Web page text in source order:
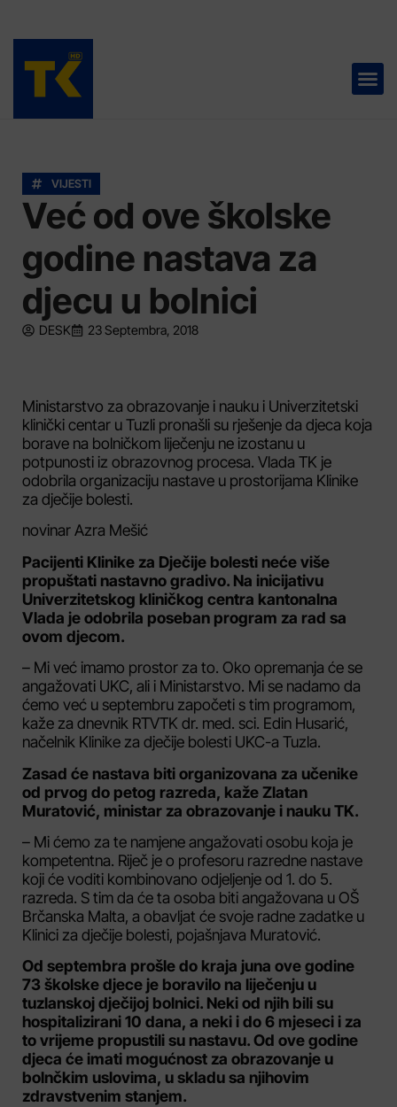
VIJESTI
Već od ove školske
godine nastava za
djecu u bolnici
DESK 23 Septembra, 2018
Ministarstvo za obrazovanje i nauku i Univerzitetski
klinički centar u Tuzli pronašli su rješenje da djeca koja
borave na bolničkom liječenju ne izostanu u
potpunosti iz obrazovnog procesa. Vlada TK je
odobrila organizaciju nastave u prostorijama Klinike
za dječije bolesti.
novinar Azra Mešić
Pacijenti Klinike za Dječije bolesti neće više
propuštati nastavno gradivo. Na inicijativu
Univerzitetskog kliničkog centra kantonalna
Vlada je odobrila poseban program za rad sa
ovom djecom.
– Mi već imamo prostor za to. Oko opremanja će se
angažovati UKC, ali i Ministarstvo. Mi se nadamo da
ćemo već u septembru započeti s tim programom,
kaže za dnevnik RTVTK dr. med. sci. Edin Husarić,
načelnik Klinike za dječije bolesti UKC-a Tuzla.
Zasad će nastava biti organizovana za učenike
od prvog do petog razreda, kaže Zlatan
Muratović, ministar za obrazovanje i nauku TK.
– Mi ćemo za te namjene angažovati osobu koja je
kompetentna. Riječ je o profesoru razredne nastave
koji će voditi kombinovano odjeljenje od 1. do 5.
razreda. S tim da će ta osoba biti angažovana u OŠ
Brčanska Malta, a obavljat će svoje radne zadatke u
Klinici za dječije bolesti, pojašnjava Muratović.
Od septembra prošle do kraja juna ove godine
73 školske djece je boravilo na liječenju u
tuzlanskoj dječijoj bolnici. Neki od njih bili su
hospitalizirani 10 dana, a neki i do 6 mjeseci i za
to vrijeme propustili su nastavu. Od ove godine
djeca će imati mogućnost za obrazovanje u
bolnčkim uslovima, u skladu sa njihovim
zdravstvenim stanjem.